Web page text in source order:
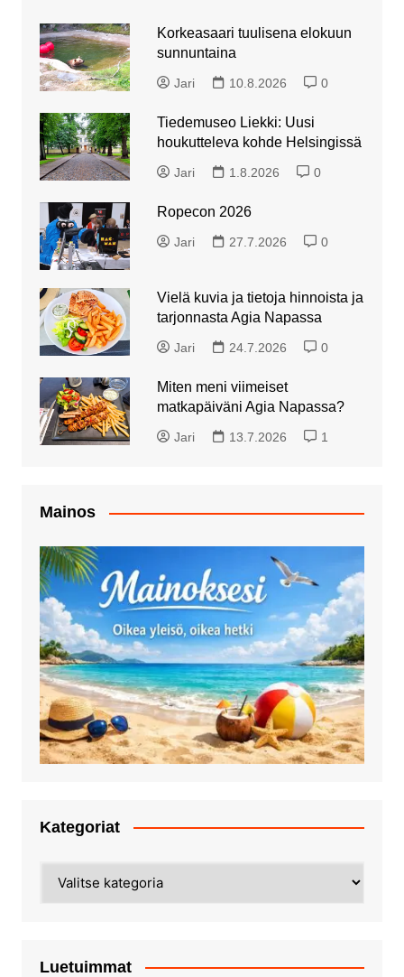
Korkeasaari tuulisena elokuun
sunnuntaina
Jari 10.8.2026 0
Tiedemuseo Liekki: Uusi
houkutteleva kohde Helsingissä
Jari 1.8.2026 0
Ropecon 2026
Jari 27.7.2026 0
Vielä kuvia ja tietoja hinnoista ja
tarjonnasta Agia Napassa
Jari 24.7.2026 0
Miten meni viimeiset
matkapäiväni Agia Napassa?
Jari 13.7.2026 1
Mainos
Kategoriat
Luetuimmat